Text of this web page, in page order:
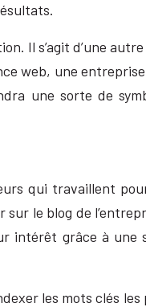
Il s’agit d’une
web, une
une sorte de
qui travaillent
le blog de
intérêt grâce à une
les mots clés les